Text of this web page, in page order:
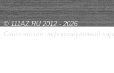
© 111AZ.RU 2012 - 2026
Сайт носит информационный